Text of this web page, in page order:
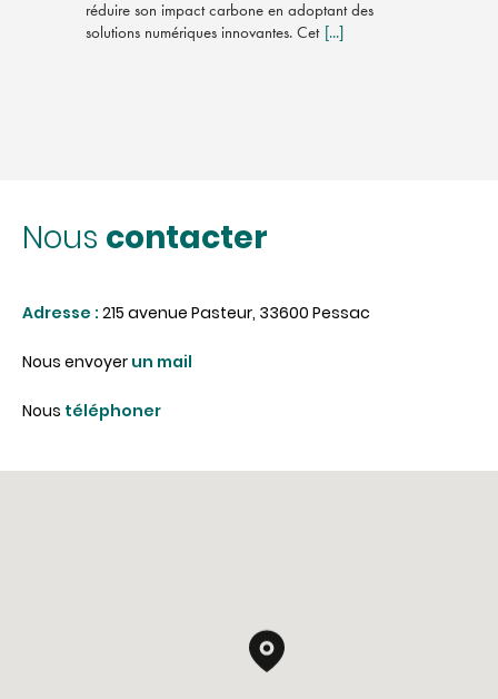
réduire son impact carbone en adoptant des
solutions numériques innovantes. Cet [...]
Nous contacter
Adresse :215 avenue Pasteur, 33600 Pessac
Nous envoyerun mail
Nous téléphoner